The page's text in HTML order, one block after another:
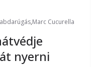
,Marc Cucurella
nyerni